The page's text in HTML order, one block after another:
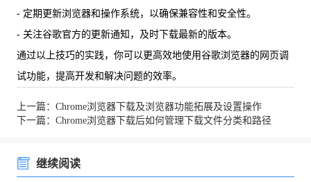
- 定期更新浏览器和操作系统，以确保兼容性和安全性。
- 关注谷歌官方的更新通知，及时下载最新的版本。
通过以上技巧的实践，你可以更高效地使用谷歌浏览器的网页调
试功能，提高开发和解决问题的效率。
上一篇：Chrome浏览器下载及浏览器功能拓展及设置操作
下一篇：Chrome浏览器下载后如何管理下载文件分类和路径
继续阅读